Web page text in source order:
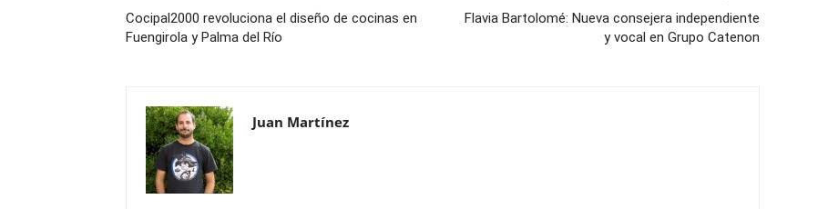
Cocipal2000 revoluciona el diseño de cocinas en
Fuengirola y Palma del Río
Flavia Bartolomé: Nueva consejera independiente
y vocal en Grupo Catenon
Juan Martínez